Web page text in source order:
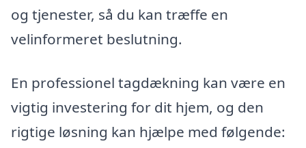
og tjenester, så du kan træffe en
velinformeret beslutning.
En professionel tagdækning kan være en
vigtig investering for dit hjem, og den
rigtige løsning kan hjælpe med følgende: